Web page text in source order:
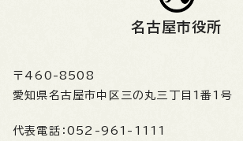
名古屋市役所
〒460-8508
愛知県名古屋市中区三の丸三丁目1番1号
代表電話： 052-961-1111